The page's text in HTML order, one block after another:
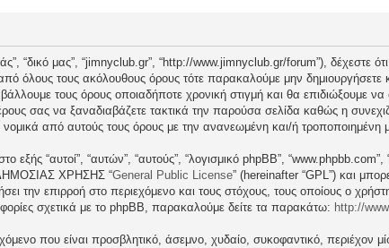
“δικό μας”, “jimnyclub.gr”, “http://www.jimnyclub.gr/forum”), δέχεστε
όλους τους ακόλουθους όρους τότε παρακαλούμε μην δημιουργήσετε
τους όρους οποιαδήποτε χρονική στιγμή και θα επιδιώξουμε
σας να ξαναδιαβάζετε τακτικά την παρούσα σελίδα καθώς η
νομικά από αυτούς τους όρους με την ανανεωμένη και/ή
εξής “αυτοί”, “αυτών”, “αυτούς”, “λογισμικό phpBB”,
ΧΡΗΣΗΣ “General Public License” (hereinafter “GPL”) και
την επιρροή στο περιεχόμενο και τους στόχους, τους οποίους ο
σχετικά με το phpBB, παρακαλούμε δείτε τα παρακάτω: http://
που είναι προσβλητικό, άσεμνο, χυδαίο, συκοφαντικό, περιέχον